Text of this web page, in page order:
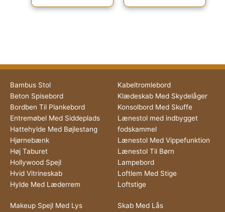
Bambus Stol
Beton Spisebord
Bordben Til Plankebord
Entremøbel Med Siddeplads
Hattehylde Med Bøjlestang
Hjørnebænk
Høj Taburet
Hollywood Spejl
Hvid Vitrineskab
Hylde Med Læderrem
Kabeltromlebord
Klædeskab Med Skydelåger
Konsolbord Med Skuffe
Lænestol med indbygget
fodskammel
Lænestol Med Vippefunktion
Lænestol Til Børn
Lampebord
Loftlem Med Stige
Loftstige
Makeup Spejl Med Lys
Skab Med Lås